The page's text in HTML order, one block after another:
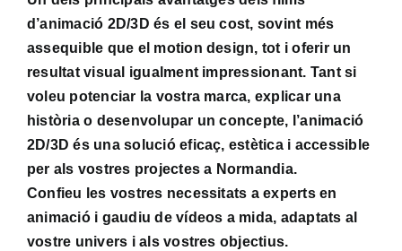
d’animació 2D/3D és el seu cost, sovint més
assequible que el motion design, tot i oferir un
resultat visual igualment impressionant. Tant si
voleu potenciar la vostra marca, explicar una
història o desenvolupar un concepte, l’animació
2D/3D és una solució eficaç, estètica i accessible
per als vostres projectes a Normandia.
Confieu les vostres necessitats a experts en
animació i gaudiu de vídeos a mida, adaptats al
vostre univers i als vostres objectius.